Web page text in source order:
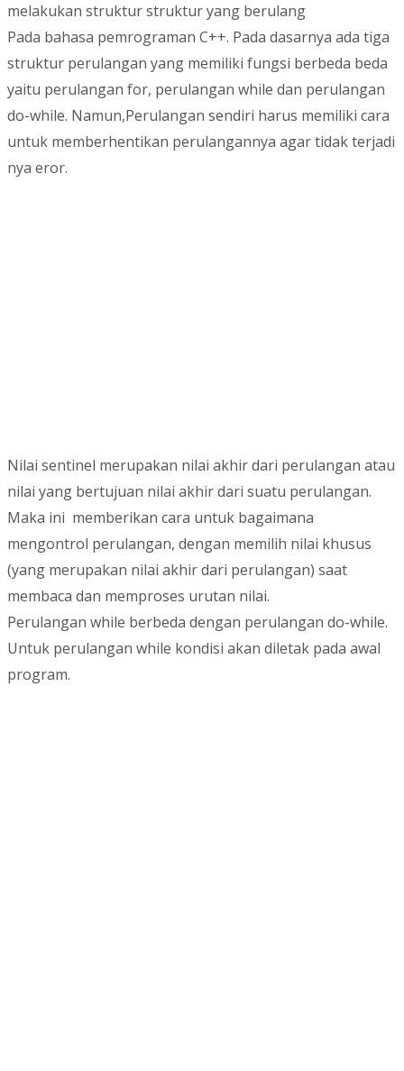
melakukan struktur struktur yang berulang
Pada bahasa pemrograman C++. Pada dasarnya ada tiga
struktur perulangan yang memiliki fungsi berbeda beda
yaitu perulangan for, perulangan while dan perulangan
do-while. Namun,Perulangan sendiri harus memiliki cara
untuk memberhentikan perulangannya agar tidak terjadi
nya eror.
Nilai sentinel merupakan nilai akhir dari perulangan atau
nilai yang bertujuan nilai akhir dari suatu perulangan.
Maka ini memberikan cara untuk bagaimana
mengontrol perulangan, dengan memilih nilai khusus
(yang merupakan nilai akhir dari perulangan) saat
membaca dan memproses urutan nilai.
Perulangan while berbeda dengan perulangan do-while.
Untuk perulangan while kondisi akan diletak pada awal
program.